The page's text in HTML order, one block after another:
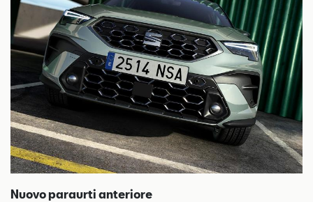
Nuovo paraurti anteriore